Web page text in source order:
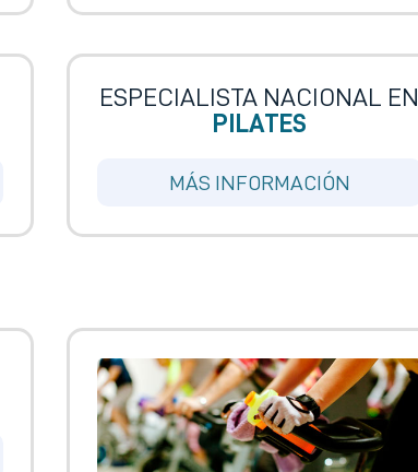
ESPECIALISTA NACIONAL EN
PILATES
MÁS INFORMACIÓN